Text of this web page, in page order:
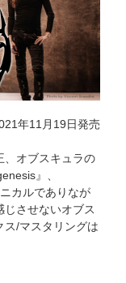
年11月19日発売
、オブスキュラの
』、
カルでありなが
じさせないオブス
ス/マスタリングは